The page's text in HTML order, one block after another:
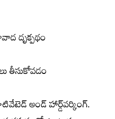
దృక్పథం
తీసుకోవడం
అండ్ హార్డ్‌వర్కింగ్.